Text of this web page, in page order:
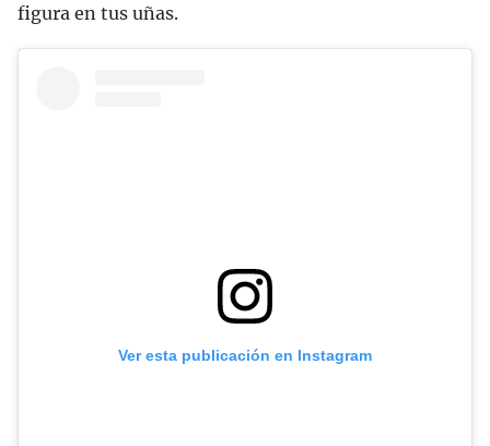
figura en tus uñas.
Ver esta publicación en Instagram